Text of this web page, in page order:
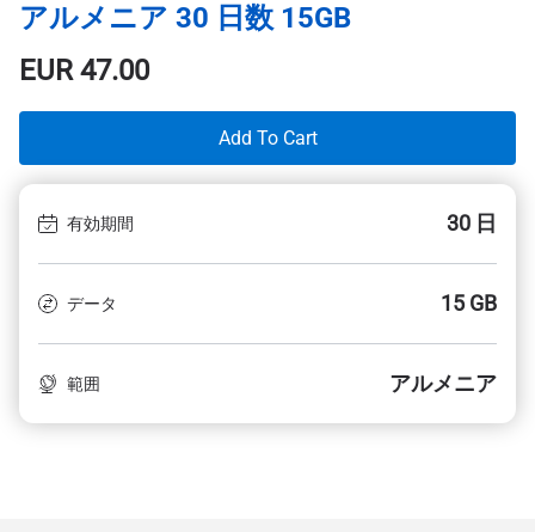
アルメニア 30 日数 15GB
EUR47.00
Add To Cart
有効期間 30 日
データ 15 GB
範囲 アルメニア